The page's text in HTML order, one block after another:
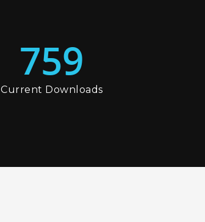
759
Current Downloads